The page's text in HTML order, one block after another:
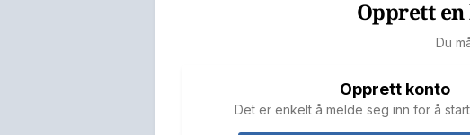
Opprett
Du
Opprett konto
Det er enkelt å melde seg inn for å